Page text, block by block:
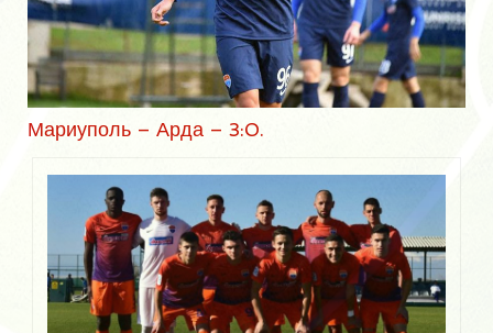
Мариуполь – Арда – 3:0.